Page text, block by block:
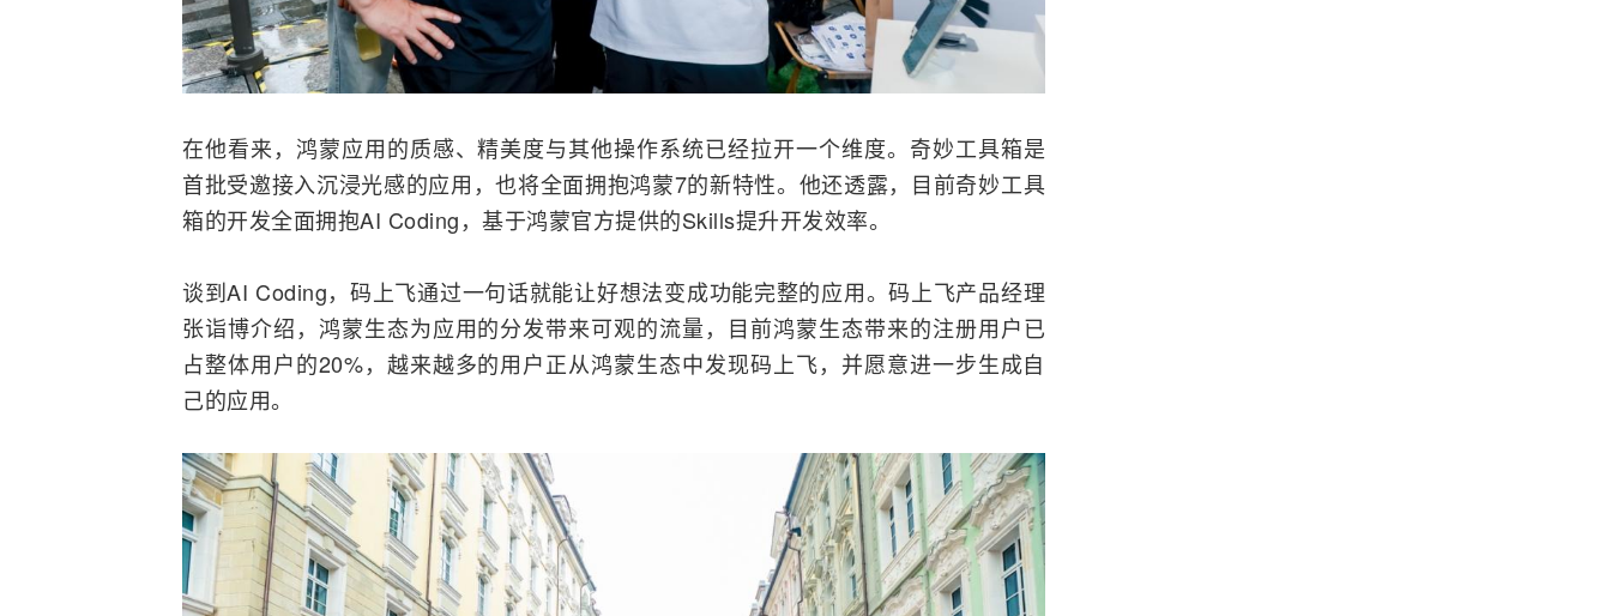
在他看来，鸿蒙应用的质感、精美度与其他操作系统已经拉开一个维度。奇妙工具箱是
首批受邀接入沉浸光感的应用，也将全面拥抱鸿蒙7的新特性。他还透露，目前奇妙工具
箱的开发全面拥抱AI Coding，基于鸿蒙官方提供的Skills提升开发效率。
谈到AI Coding，码上飞通过一句话就能让好想法变成功能完整的应用。码上飞产品经理
张诣博介绍，鸿蒙生态为应用的分发带来可观的流量，目前鸿蒙生态带来的注册用户已
占整体用户的20%，越来越多的用户正从鸿蒙生态中发现码上飞，并愿意进一步生成自
己的应用。